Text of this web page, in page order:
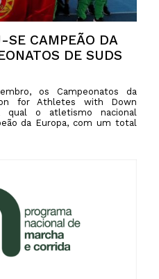
SE CAMPEÃO DA
DE SUDS
os Campeonatos da
for Athletes with Down
qual o atletismo nacional
da Europa, com um total